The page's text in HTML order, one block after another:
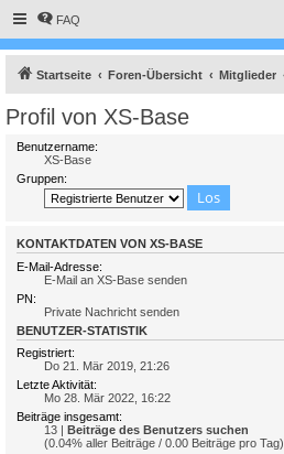
FAQ
Startseite Foren-Übersicht Mitglieder
Profil von XS-Base
Benutzername:
XS-Base
Gruppen:
KONTAKTDATEN VON XS-BASE
E-Mail-Adresse:
E-Mail an XS-Base senden
PN:
Private Nachricht senden
BENUTZER-STATISTIK
Registriert:
Do 21. Mär 2019, 21:26
Letzte Aktivität:
Mo 28. Mär 2022, 16:22
Beiträge insgesamt:
13 | Beiträge des Benutzers suchen
(0.04% aller Beiträge / 0.00 Beiträge pro Tag)